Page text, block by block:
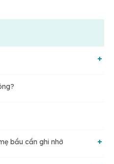
bầu cần ghi nhớ